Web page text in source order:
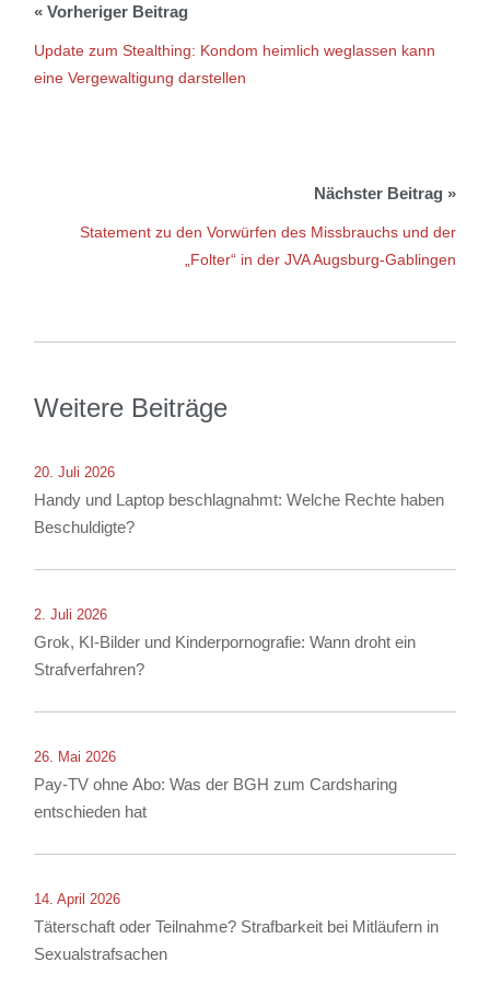
Update zum Stealthing: Kondom heimlich weglassen kann
eine Vergewaltigung darstellen
Statement zu den Vorwürfen des Missbrauchs und der
„Folter“ in der JVA Augsburg-Gablingen
Weitere Beiträge
20. Juli 2026
Handy und Laptop beschlagnahmt: Welche Rechte haben
Beschuldigte?
2. Juli 2026
Grok, KI-Bilder und Kinderpornografie: Wann droht ein
Strafverfahren?
26. Mai 2026
Pay-TV ohne Abo: Was der BGH zum Cardsharing
entschieden hat
14. April 2026
Täterschaft oder Teilnahme? Strafbarkeit bei Mitläufern in
Sexualstrafsachen